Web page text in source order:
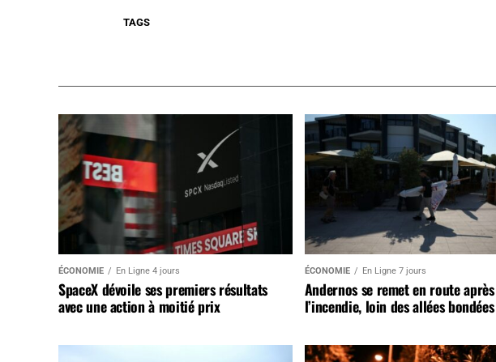
TAGS
ÉCONOMIE En Ligne 4 jours
SpaceX dévoile ses premiers résultats
avec une action à moitié prix
ÉCONOMIE En Ligne 7 jours
Andernos se remet en route après
l’incendie, loin des allées bondées